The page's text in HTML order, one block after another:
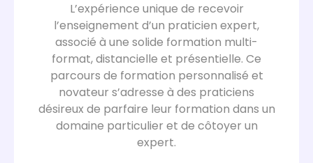
L’expérience unique de recevoir
l’enseignement d’un praticien expert,
associé à une solide formation multi-
format, distancielle et présentielle. Ce
parcours de formation personnalisé et
novateur s’adresse à des praticiens
désireux de parfaire leur formation dans un
domaine particulier et de côtoyer un
expert.